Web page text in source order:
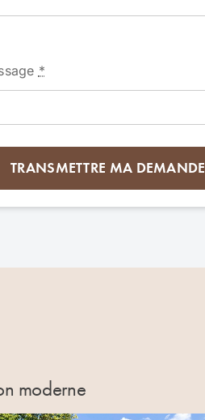
*
TRANSMETTRE MA DEMANDE
moderne